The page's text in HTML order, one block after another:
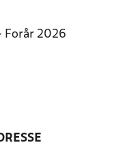
Forår 2026